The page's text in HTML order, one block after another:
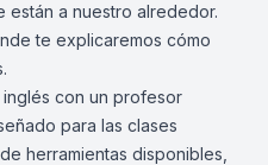
están a nuestro alrededor.
te explicaremos cómo
con un profesor
para las clases
herramientas disponibles,